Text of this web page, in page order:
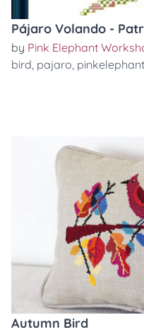
Pájaro Volando -
by Pink Elephant
bird, pajaro,
Autumn Bird